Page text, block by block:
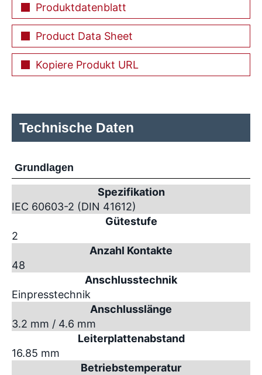
Produktdatenblatt
Product Data Sheet
Kopiere Produkt URL
Technische Daten
Grundlagen
Spezifikation
IEC 60603-2 (DIN 41612)
Gütestufe
2
Anzahl Kontakte
48
Anschlusstechnik
Einpresstechnik
Anschlusslänge
3.2 mm / 4.6 mm
Leiterplattenabstand
16.85 mm
Betriebstemperatur